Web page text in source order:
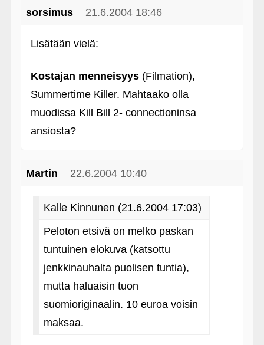
sorsimus 21.6.2004 18:46
Lisätään vielä:
Kostajan menneisyys(Filmation),
Summertime Killer. Mahtaako olla
muodissa Kill Bill 2- connectioninsa
ansiosta?
Martin 22.6.2004 10:40
Kalle Kinnunen (21.6.2004 17:03)
Peloton etsivä on melko paskan
tuntuinen elokuva (katsottu
jenkkinauhalta puolisen tuntia),
mutta haluaisin tuon
suomioriginaalin. 10 euroa voisin
maksaa.